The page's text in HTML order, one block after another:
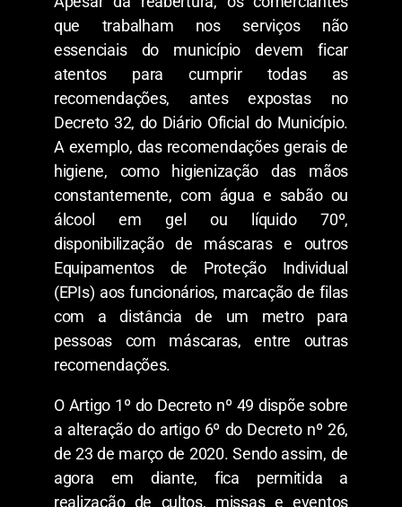
que trabalham nos serviços não
essenciais do município devem ficar
atentos para cumprir todas as
recomendações, antes expostas no
Decreto 32, do Diário Oficial do Município.
A exemplo, das recomendações gerais de
higiene, como higienização das mãos
constantemente, com água e sabão ou
álcool em gel ou líquido 70º,
disponibilização de máscaras e outros
Equipamentos de Proteção Individual
(EPIs) aos funcionários, marcação de filas
com a distância de um metro para
pessoas com máscaras, entre outras
recomendações.
O Artigo 1º do Decreto nº 49 dispõe sobre
a alteração do artigo 6º do Decreto nº 26,
de 23 de março de 2020. Sendo assim, de
agora em diante, fica permitida a
realização de cultos, missas e eventos